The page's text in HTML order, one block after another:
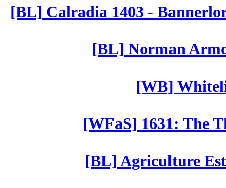
[BL] Calradia 1403 -
[BL] Norman
[WB]
[WFaS] 1631: The
[BL] Agriculture